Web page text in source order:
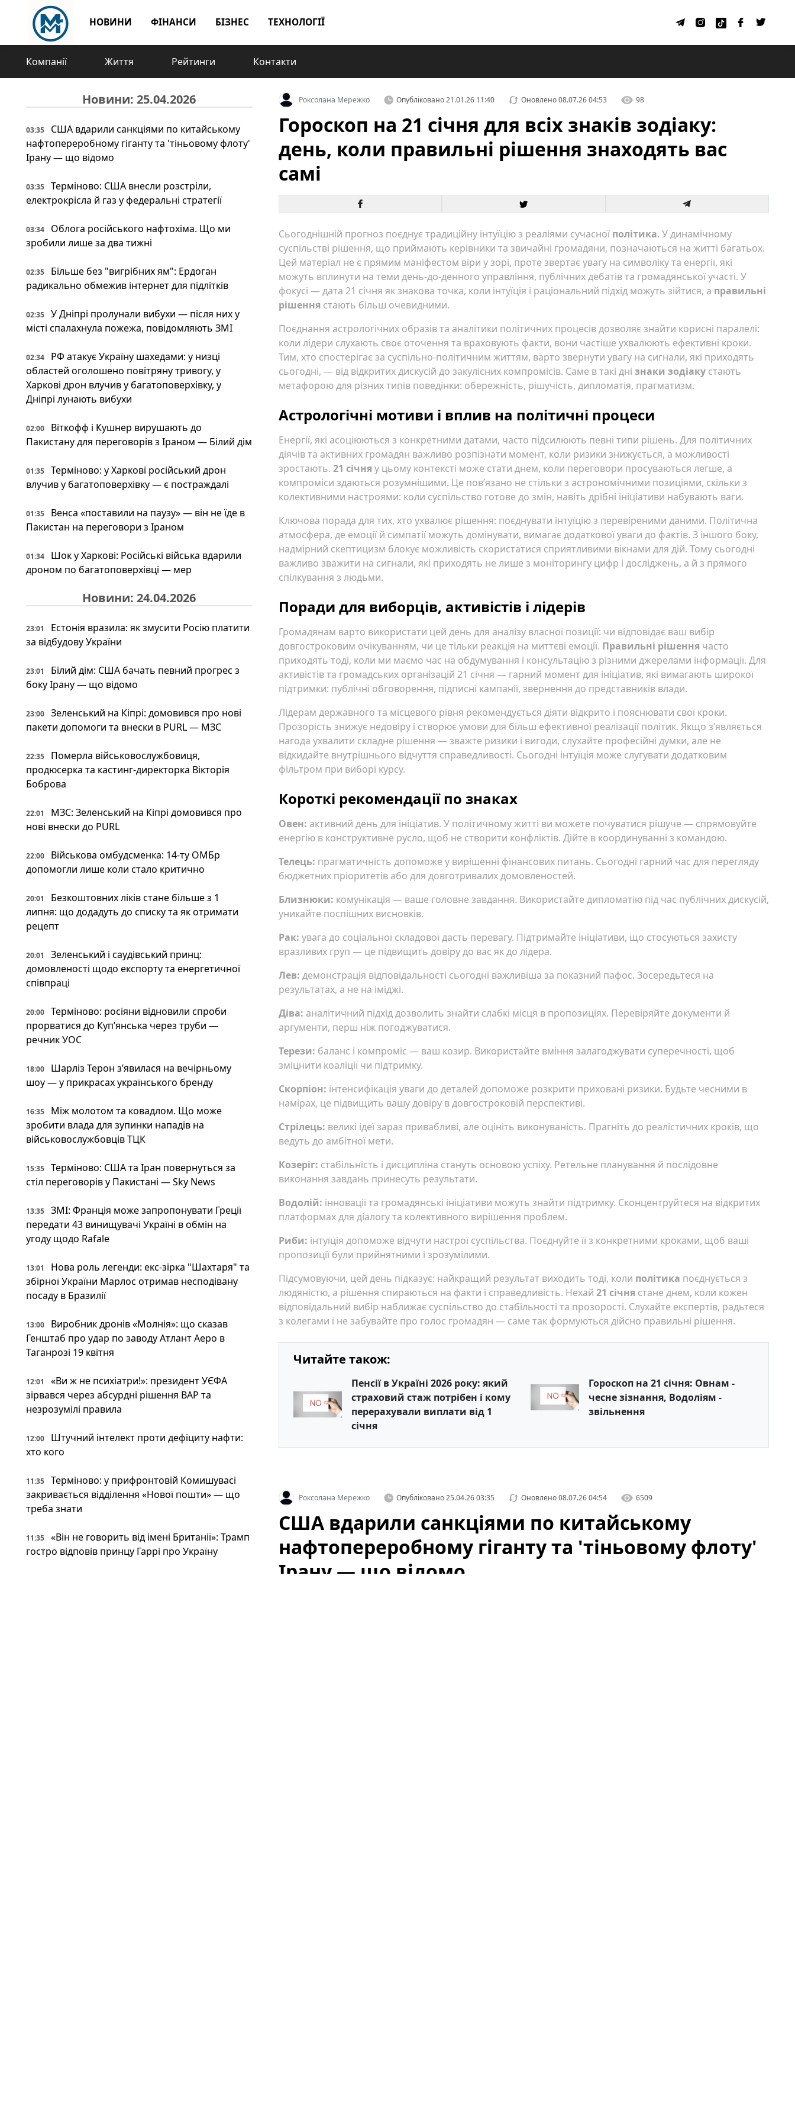
НОВИНИ ФІНАНСИ БІЗНЕС ТЕХНОЛОГІЇ
Компанії Життя Рейтинги Контакти
Новини: 25.04.2026
03:35
США вдарили санкціями по китайському
нафтопереробному гіганту та 'тіньовому флоту'
Ірану — що відомо
03:35
Терміново: США внесли розстріли,
електрокрісла й газ у федеральні стратегії
03:34
Облога російського нафтохіма. Що ми
зробили лише за два тижні
02:35
Більше без "вигрібних ям": Ердоган
радикально обмежив інтернет для підлітків
02:35
У Дніпрі пролунали вибухи — після них у
місті спалахнула пожежа, повідомляють ЗМІ
02:34
РФ атакує Україну шахедами: у низці
областей оголошено повітряну тривогу, у
Харкові дрон влучив у багатоповерхівку, у
Дніпрі лунають вибухи
02:00
Віткофф і Кушнер вирушають до
Пакистану для переговорів з Іраном — Білий дім
01:35
Терміново: у Харкові російський дрон
влучив у багатоповерхівку — є постраждалі
01:35
Венса «поставили на паузу» — він не їде в
Пакистан на переговори з Іраном
01:34
Шок у Харкові: Російські війська вдарили
дроном по багатоповерхівці — мер
Новини: 24.04.2026
23:01
Естонія вразила: як змусити Росію платити
за відбудову України
23:01
Білий дім: США бачать певний прогрес з
боку Ірану — що відомо
23:00
Зеленський на Кіпрі: домовився про нові
пакети допомоги та внески в PURL — МЗС
22:35
Померла військовослужбовиця,
продюсерка та кастинг-директорка Вікторія
Боброва
22:01
МЗС: Зеленський на Кіпрі домовився про
нові внески до PURL
22:00
Військова омбудсменка: 14-ту ОМБр
допомогли лише коли стало критично
20:01
Безкоштовних ліків стане більше з 1
липня: що додадуть до списку та як отримати
рецепт
20:01
Зеленський і саудівський принц:
домовленості щодо експорту та енергетичної
співпраці
20:00
Терміново: росіяни відновили спроби
прорватися до Куп’янська через труби —
речник УОС
18:00
Шарліз Терон зʼявилася на вечірньому
шоу — у прикрасах українського бренду
16:35
Між молотом та ковадлом. Що може
зробити влада для зупинки нападів на
військовослужбовців ТЦК
15:35
Терміново: США та Іран повернуться за
стіл переговорів у Пакистані — Sky News
13:35
ЗМІ: Франція може запропонувати Греції
передати 43 винищувачі Україні в обмін на
угоду щодо Rafale
13:01
Нова роль легенди: екс-зірка "Шахтаря" та
збірної України Марлос отримав несподівану
посаду в Бразилії
13:00
Виробник дронів «Молнія»: що сказав
Генштаб про удар по заводу Атлант Аеро в
Таганрозі 19 квітня
12:01
«Ви ж не психіатри!»: президент УЄФА
зірвався через абсурдні рішення ВАР та
незрозумілі правила
12:00
Штучний інтелект проти дефіциту нафти:
хто кого
11:35
Терміново: у прифронтовій Комишувасі
закривається відділення «Нової пошти» — що
треба знати
11:35
«Він не говорить від імені Британії»: Трамп
гостро відповів принцу Гаррі про Україну
Роксолана Мережко Опубліковано21.01.26 11:40 Оновлено08.07.26 04:53 98
Гороскоп на 21 січня для всіх знаків зодіаку:
день, коли правильні рішення знаходять вас
самі
Сьогоднішній прогноз поєднує традиційну інтуїцію з реаліями сучасної політика. У динамічному
суспільстві рішення, що приймають керівники та звичайні громадяни, позначаються на житті багатьох.
Цей матеріал не є прямим маніфестом віри у зорі, проте звертає увагу на символіку та енергії, які
можуть вплинути на теми день-до-денного управління, публічних дебатів та громадянської участі. У
фокусі — дата 21 січня як знакова точка, коли інтуїція і раціональний підхід можуть зійтися, а правильні
рішення стають більш очевидними.
Поєднання астрологічних образів та аналітики політичних процесів дозволяє знайти корисні паралелі:
коли лідери слухають своє оточення та враховують факти, вони частіше ухвалюють ефективні кроки.
Тим, хто спостерігає за суспільно-політичним життям, варто звернути увагу на сигнали, які приходять
сьогодні, — від відкритих дискусій до закулісних компромісів. Саме в такі дні знаки зодіакустають
метафорою для різних типів поведінки: обережність, рішучість, дипломатія, прагматизм.
Астрологічні мотиви і вплив на політичні процеси
Енергії, які асоціюються з конкретними датами, часто підсилюють певні типи рішень. Для політичних
діячів та активних громадян важливо розпізнати момент, коли ризики знижується, а можливості
зростають. 21 січня у цьому контексті може стати днем, коли переговори просуваються легше, а
компроміси здаються розумнішими. Це пов’язано не стільки з астрономічними позиціями, скільки з
колективними настроями: коли суспільство готове до змін, навіть дрібні ініціативи набувають ваги.
Ключова порада для тих, хто ухвалює рішення: поєднувати інтуїцію з перевіреними даними. Політична
атмосфера, де емоції й симпатії можуть домінувати, вимагає додаткової уваги до фактів. З іншого боку,
надмірний скептицизм блокує можливість скористатися сприятливими вікнами для дій. Тому сьогодні
важливо зважити на сигнали, які приходять не лише з моніторингу цифр і досліджень, а й з прямого
спілкування з людьми.
Поради для виборців, активістів і лідерів
Громадянам варто використати цей день для аналізу власної позиції: чи відповідає ваш вибір
довгостроковим очікуванням, чи це тільки реакція на миттєві емоції. Правильні рішення часто
приходять тоді, коли ми маємо час на обдумування і консультацію з різними джерелами інформації. Для
активістів та громадських організацій 21 січня — гарний момент для ініціатив, які вимагають широкої
підтримки: публічні обговорення, підписні кампанії, звернення до представників влади.
Лідерам державного та місцевого рівня рекомендується діяти відкрито і пояснювати свої кроки.
Прозорість знижує недовіру і створює умови для більш ефективної реалізації політик. Якщо з’являється
нагода ухвалити складне рішення — зважте ризики і вигоди, слухайте професійні думки, але не
відкидайте внутрішнього відчуття справедливості. Сьогодні інтуїція може слугувати додатковим
фільтром при виборі курсу.
Короткі рекомендації по знаках
Овен: активний день для ініціатив. У політичному житті ви можете почуватися рішуче — спрямовуйте
енергію в конструктивне русло, щоб не створити конфліктів. Дійте в координуванні з командою.
Телець: прагматичність допоможе у вирішенні фінансових питань. Сьогодні гарний час для перегляду
бюджетних пріоритетів або для довготривалих домовленостей.
Близнюки: комунікація — ваше головне завдання. Використайте дипломатію під час публічних дискусій,
уникайте поспішних висновків.
Рак: увага до соціальної складової дасть перевагу. Підтримайте ініціативи, що стосуються захисту
вразливих груп — це підвищить довіру до вас як до лідера.
Лев: демонстрація відповідальності сьогодні важливіша за показний пафос. Зосередьтеся на
результатах, а не на іміджі.
Діва: аналітичний підхід дозволить знайти слабкі місця в пропозиціях. Перевіряйте документи й
аргументи, перш ніж погоджуватися.
Терези: баланс і компроміс — ваш козир. Використайте вміння залагоджувати суперечності, щоб
зміцнити коаліції чи підтримку.
Скорпіон: інтенсифікація уваги до деталей допоможе розкрити приховані ризики. Будьте чесними в
намірах, це підвищить вашу довіру в довгостроковій перспективі.
Стрілець: великі ідеї зараз привабливі, але оцініть виконуваність. Прагніть до реалістичних кроків, що
ведуть до амбітної мети.
Козеріг: стабільність і дисципліна стануть основою успіху. Ретельне планування й послідовне
виконання завдань принесуть результати.
Водолій: інновації та громадянські ініціативи можуть знайти підтримку. Сконцентруйтеся на відкритих
платформах для діалогу та колективного вирішення проблем.
Риби: інтуїція допоможе відчути настрої суспільства. Поєднуйте її з конкретними кроками, щоб ваші
пропозиції були прийнятними і зрозумілими.
Підсумовуючи, цей день підказує: найкращий результат виходить тоді, коли політика поєднується з
людяністю, а рішення спираються на факти і справедливість. Нехай 21 січня стане днем, коли кожен
відповідальний вибір наближає суспільство до стабільності та прозорості. Слухайте експертів, радьтеся
з колегами і не забувайте про голос громадян — саме так формуються дійсно правильні рішення.
Читайте також:
Пенсії в Україні 2026 року: який
страховий стаж потрібен і кому
перерахували виплати від 1
січня
Гороскоп на 21 січня: Овнам -
чесне зізнання, Водоліям -
звільнення
Роксолана Мережко Опубліковано25.04.26 03:35 Оновлено08.07.26 04:54 6509
США вдарили санкціями по китайському
нафтопереробному гіганту та 'тіньовому флоту'
Ірану — що відомо